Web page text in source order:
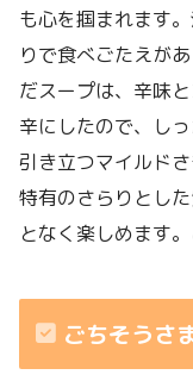
も心を掴まれます
りで食べごたえが
だスープは、辛味
辛にしたので、し
引き立つマイルド
特有のさらりとし
となく楽しめます
ごちそうさ